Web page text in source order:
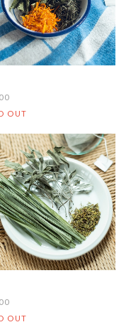
OUT
OUT